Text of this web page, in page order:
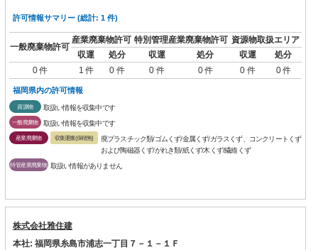
許可情報サマリー (総計: 1 件)
一般廃棄物許可
産業廃棄物許可 特別管理産業廃棄物許可 資源物取扱エリア
収運
処分 収運 処分 収運
処分
0 件
1 件 0 件 0 件 0 件 0 件 0 件
福岡県内の許可情報
資源物 取扱い情報を収集中です
一般廃棄物 取扱い情報を収集中です
産業廃棄物 収集運搬(保積無)
廃プラスチック類/ゴムくず/金属くず/ガラスくず、コンクリートくず
および陶磁器くず/がれき類/紙くず/木くず/繊維くず
特管産業廃棄物 取扱い情報がありません
株式会社雅住建
本社: 福岡県糸島市浦志一丁目７－１－１Ｆ